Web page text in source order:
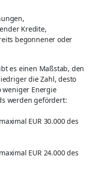
Kredite,
begonnener oder
es einen Maßstab, den
die Zahl, desto
Energie
werden gefördert:
EUR 30.000 des
EUR 24.000 des